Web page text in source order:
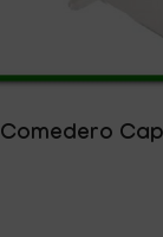
Comedero